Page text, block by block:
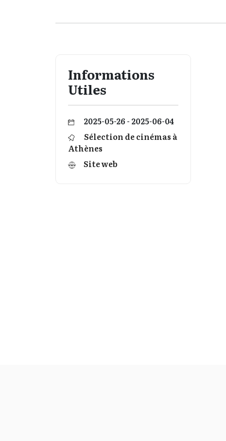
Informations
Utiles
2025-05-26 - 2025-06-04
Sélection de cinémas à
Athènes
Site web